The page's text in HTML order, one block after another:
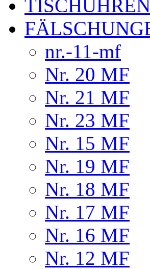
TISCHUHREN
nr.-11-mf
Nr. 20 MF
Nr. 21 MF
Nr. 23 MF
Nr. 15 MF
Nr. 19 MF
Nr. 18 MF
Nr. 17 MF
Nr. 16 MF
Nr. 12 MF